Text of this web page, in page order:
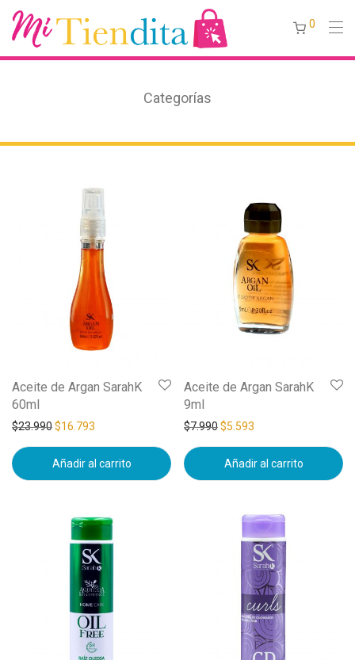
0
Categorías
Aceite de Argan SarahK
60ml
$23.990$16.793
Añadir al carrito
Aceite de Argan SarahK
9ml
$7.990$5.593
Añadir al carrito